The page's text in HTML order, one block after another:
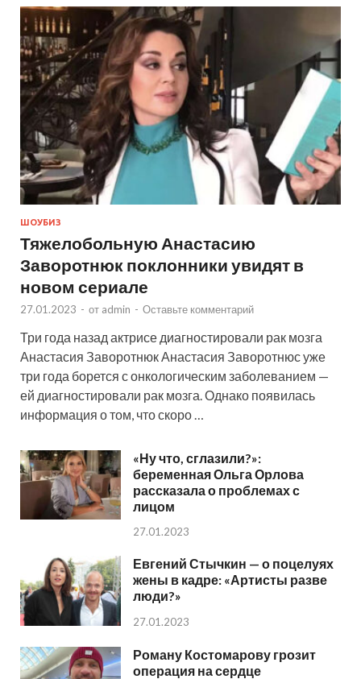
ШОУБИЗ
Тяжелобольную Анастасию
Заворотнюк поклонники увидят в
новом сериале
27.01.2023 - от admin - Оставьте комментарий
Три года назад актрисе диагностировали рак мозга
Анастасия Заворотнюк Анастасия Заворотнюс уже
три года борется с онкологическим заболеванием —
ей диагностировали рак мозга. Однако появилась
информация о том, что скоро …
«Ну что, сглазили?»:
беременная Ольга Орлова
рассказала о проблемах с
лицом
27.01.2023
Евгений Стычкин — о поцелуях
жены в кадре: «Артисты разве
люди?»
27.01.2023
Роману Костомарову грозит
операция на сердце